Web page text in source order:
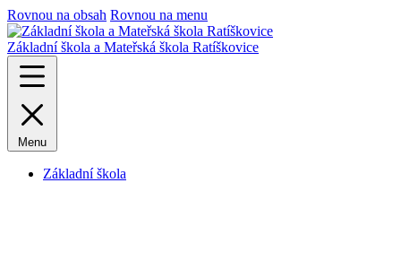
Rovnou na obsah Rovnou na menu
Základní škola a Mateřská škola Ratíškovice
Menu
Základní škola